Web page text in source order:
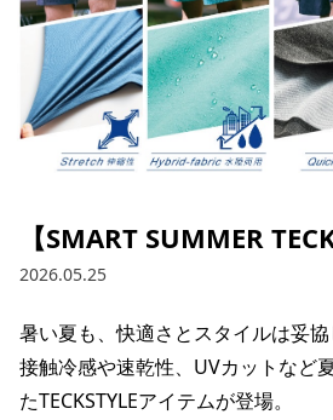
よく
店舗
お問
ニュ
ムラサキスポーツ 公
ポイント・クーポンもこの
【SMART SUMMER
2026.05.25
暑い夏も、快適さとスタイルは妥協
接触冷感や速乾性、UVカットなど
たTECKSTYLEアイテムが登場。